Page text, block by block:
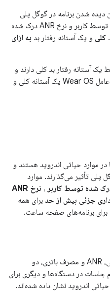
دیده شدن برنامه در گوگل پلی
تأثیر می‌گذارند. نرخ خرابی درک شده توسط کاربر و نرخ ANR درک شده
کلی و یک آستانه رفتار بد به ازای
آستانه رفتار بد کلی دارند و
استفاده بیش از حد باتری در سیستم عامل Wear OS یک آستانه کلی و
موارد حیاتی اندروید هستند و
پلی تأثیر می‌گذارند. موارد
شده توسط کاربر ،
نرخ ANR
جزئی بیش از حد برای همه
برای برنامه‌های صفحه ساعت.
داده‌های حیاتی اصلی مربوط به خرابی، ANR و مصرف باتری، دو
جلسات در دستگاه‌ها و دیگری برای
اندروید نشان داده شده‌اند.